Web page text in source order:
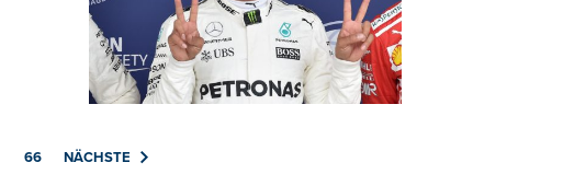
66 NÄCHSTE